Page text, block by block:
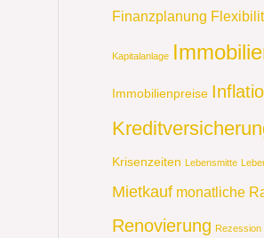
Finanzplanung
Kapitalanlage
Immobilienpreise
Krisenzeiten Lebensmitte
Mietkauf monatliche
Renovierung Rezession